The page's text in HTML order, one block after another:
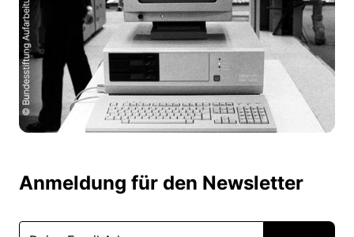
Anmeldung für den Newsletter